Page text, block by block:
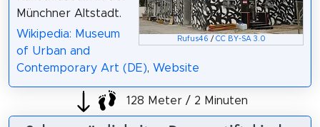
Rufus46 / CC BY-SA 3.0
Münchner Altstadt.
Wikipedia: Museum
of Urban and
Contemporary Art (DE), Website
128 Meter / 2 Minuten